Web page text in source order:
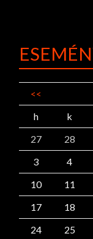
<<
h
k
27
28
3
4
10
11
17
18
24
25